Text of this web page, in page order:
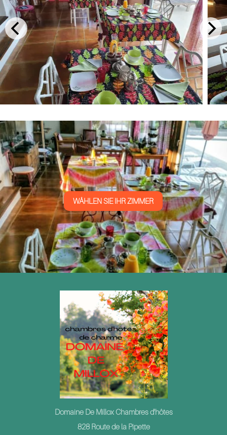
WÄHLEN SIE IHR ZIMMER
Domaine De Millox Chambres d'hôtes
828 Route de la Pipette